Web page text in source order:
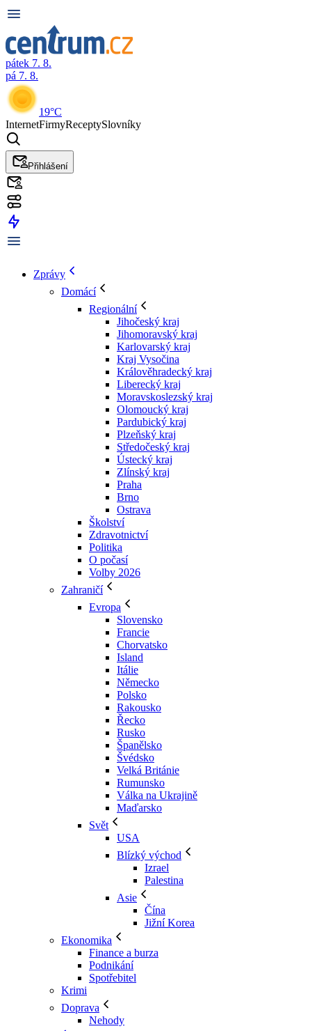
pátek 7. 8.
pá 7. 8.
19°C
InternetFirmyReceptySlovníky
Přihlášení
Zprávy
Domácí
Regionální
Jihočeský kraj
Jihomoravský kraj
Karlovarský kraj
Kraj Vysočina
Králověhradecký kraj
Liberecký kraj
Moravskoslezský kraj
Olomoucký kraj
Pardubický kraj
Plzeňský kraj
Středočeský kraj
Ústecký kraj
Zlínský kraj
Praha
Brno
Ostrava
Školství
Zdravotnictví
Politika
O počasí
Volby 2026
Zahraničí
Evropa
Slovensko
Francie
Chorvatsko
Island
Itálie
Německo
Polsko
Rakousko
Řecko
Rusko
Španělsko
Švédsko
Velká Británie
Rumunsko
Válka na Ukrajině
Maďarsko
Svět
USA
Blízký východ
Izrael
Palestina
Asie
Čína
Jižní Korea
Ekonomika
Finance a burza
Podnikání
Spotřebitel
Krimi
Doprava
Nehody